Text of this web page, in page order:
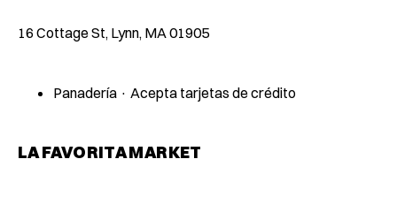
16 Cottage St, Lynn, MA 01905
Panadería · Acepta tarjetas de crédito
LA FAVORITA MARKET